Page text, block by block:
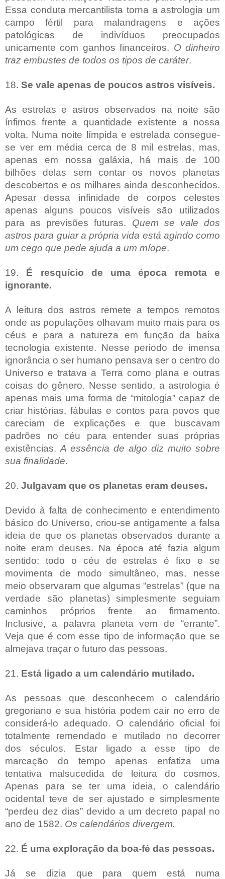
Essa conduta mercantilista torna a astrologia um
campo fértil para malandragens e ações
patológicas de indivíduos preocupados
unicamente com ganhos financeiros. O dinheiro
traz embustes de todos os tipos de caráter.
18. Se vale apenas de poucos astros visíveis.
As estrelas e astros observados na noite são
ínfimos frente a quantidade existente a nossa
volta. Numa noite límpida e estrelada consegue-
se ver em média cerca de 8 mil estrelas, mas,
apenas em nossa galáxia, há mais de 100
bilhões delas sem contar os novos planetas
descobertos e os milhares ainda desconhecidos.
Apesar dessa infinidade de corpos celestes
apenas alguns poucos visíveis são utilizados
para as previsões futuras. Quem se vale dos
astros para guiar a própria vida está agindo como
um cego que pede ajuda a um míope.
19. É resquício de uma época remota e
ignorante.
A leitura dos astros remete a tempos remotos
onde as populações olhavam muito mais para os
céus e para a natureza em função da baixa
tecnologia existente. Nesse período de imensa
ignorância o ser humano pensava ser o centro do
Universo e tratava a Terra como plana e outras
coisas do gênero. Nesse sentido, a astrologia é
apenas mais uma forma de “mitologia” capaz de
criar histórias, fábulas e contos para povos que
careciam de explicações e que buscavam
padrões no céu para entender suas próprias
existências. A essência de algo diz muito sobre
sua finalidade.
20. Julgavam que os planetas eram deuses.
Devido à falta de conhecimento e entendimento
básico do Universo, criou-se antigamente a falsa
ideia de que os planetas observados durante a
noite eram deuses. Na época até fazia algum
sentido: todo o céu de estrelas é fixo e se
movimenta de modo simultâneo, mas, nesse
meio observaram que algumas “estrelas” (que na
verdade são planetas) simplesmente seguiam
caminhos próprios frente ao firmamento.
Inclusive, a palavra planeta vem de “errante”.
Veja que é com esse tipo de informação que se
almejava traçar o futuro das pessoas.
21. Está ligado a um calendário mutilado.
As pessoas que desconhecem o calendário
gregoriano e sua história podem cair no erro de
considerá-lo adequado. O calendário oficial foi
totalmente remendado e mutilado no decorrer
dos séculos. Estar ligado a esse tipo de
marcação do tempo apenas enfatiza uma
tentativa malsucedida de leitura do cosmos.
Apenas para se ter uma ideia, o calendário
ocidental teve de ser ajustado e simplesmente
“perdeu dez dias” devido a um decreto papal no
ano de 1582. Os calendários divergem.
22. É uma exploração da boa-fé das pessoas.
Já se dizia que para quem está numa